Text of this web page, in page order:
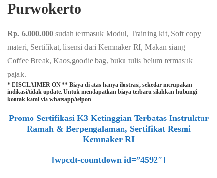
Purwokerto
Rp. 6.000.000sudah termasuk Modul, Training kit, Soft copy
materi, Sertifikat, lisensi dari Kemnaker RI, Makan siang +
Coffee Break, Kaos,goodie bag, buku tulis belum termasuk
pajak.
* DISCLAIMER ON ** Biaya di atas hanya ilustrasi, sekedar merupakan
indikasi/tidak update. Untuk mendapatkan biaya terbaru silahkan hubungi
kontak kami via whatsapp/telpon
Promo Sertifikasi K3 Ketinggian Terbatas Instruktur
Ramah & Berpengalaman, Sertifikat Resmi
Kemnaker RI
[wpcdt-countdown id=”4592″]